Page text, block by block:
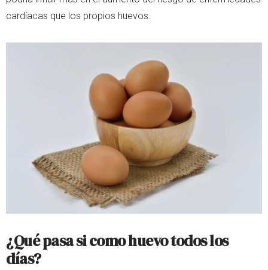
cardíacas que los propios huevos.
¿Qué pasa si como huevo todos los
días?